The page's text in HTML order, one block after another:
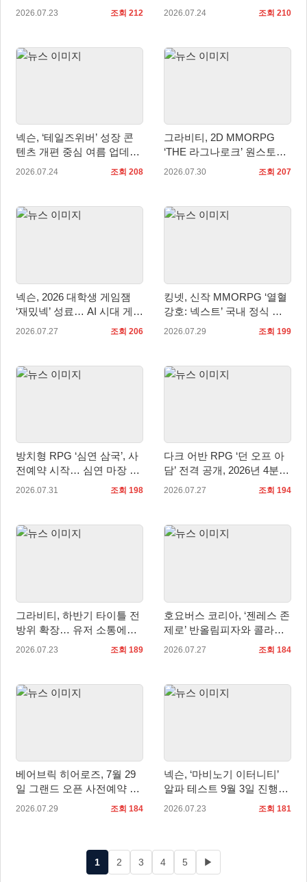
스 및 사전등록 실시
2026.07.23 조회 212
공개
2026.07.24 조회 210
넥슨, ‘테일즈위버’ 성장 콘
텐츠 개편 중심 여름 업데이
트 실시
2026.07.24 조회 208
그라비티, 2D MMORPG
‘THE 라그나로크’ 원스토어
및 갤럭시 스토어 정식 론칭!
2026.07.30 조회 207
넥슨, 2026 대학생 게임잼
‘재밌넥’ 성료… AI 시대 게임
인재 발굴
2026.07.27 조회 206
킹넷, 신작 MMORPG ‘열혈
강호: 넥스트’ 국내 정식 출
시
2026.07.29 조회 199
방치형 RPG ‘심연 삼국’, 사
전예약 시작… 심연 마장 수
집·육성 예고
2026.07.31 조회 198
다크 어반 RPG ‘던 오프 아
담’ 전격 공개, 2026년 4분기
정식 출시
2026.07.27 조회 194
그라비티, 하반기 타이틀 전
방위 확장… 유저 소통에도
적극 행보!
2026.07.23 조회 189
호요버스 코리아, ‘젠레스 존
제로’ 반올림피자와 콜라보
세트 2종 출시
2026.07.27 조회 184
베어브릭 히어로즈, 7월 29
일 그랜드 오픈 사전예약 시
작… 8월 말 오픈 예정
2026.07.29 조회 184
넥슨, ‘마비노기 이터니티’
알파 테스트 9월 3일 진행…
참가자 모집 실시
2026.07.23 조회 181
1 2 3 4 5 ▶